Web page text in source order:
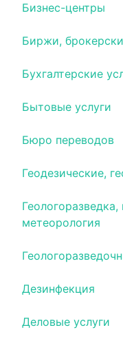
Бизнес-центры
Биржи,
Бухгалтерские
Бытовые услуги
Бюро переводов
Геодезические,
метеорология
Дезинфекция
Деловые услуги